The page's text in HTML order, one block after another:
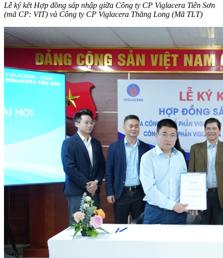
Lễ ký kết Hợp đồng sáp nhập giữa Công ty CP Viglacera Tiên Sơn
(mã CP: VIT) và Công ty CP Viglacera Thăng Long (Mã TLT)